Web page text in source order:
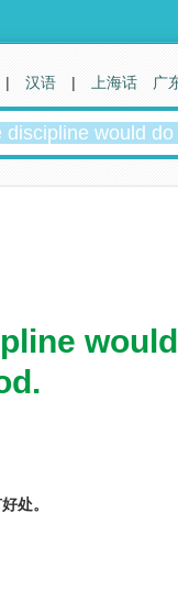
处。
| 汉语 | 上海话 广